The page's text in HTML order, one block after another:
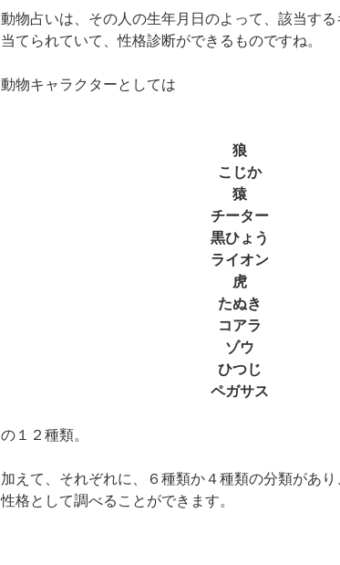
動物占いは、その人の生年月日のよって、該当する
当てられていて、性格診断ができるものですね。
動物キャラクターとしては
狼
こじか
猿
チーター
黒ひょう
ライオン
虎
たぬき
コアラ
ゾウ
ひつじ
ペガサス
の１２種類。
加えて、それぞれに、６種類か４種類の分類があ
性格として調べることができます。